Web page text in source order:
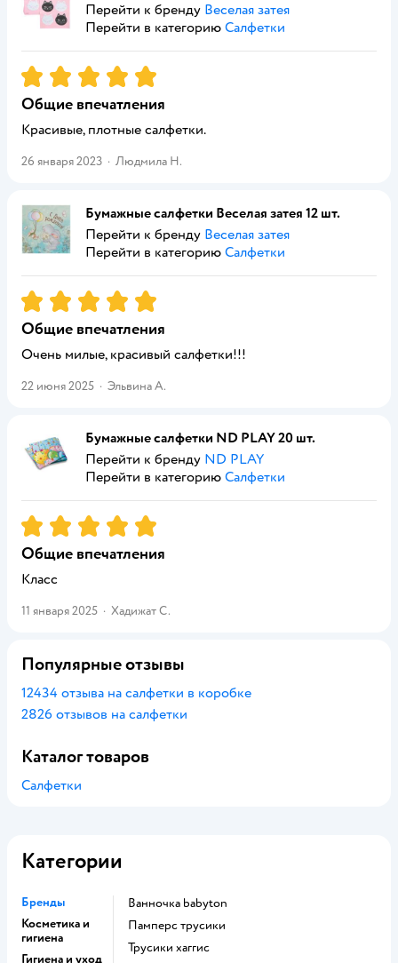
Перейти к бренду Веселая затея
Перейти в категорию Салфетки
Рейтинг:5
Общие впечатления
Красивые, плотные салфетки.
26 января 2023 · Людмила Н.
Бумажные салфетки Веселая затея 12 шт.
Перейти к бренду Веселая затея
Перейти в категорию Салфетки
Рейтинг:5
Общие впечатления
Очень милые, красивый салфетки!!!
22 июня 2025 · Эльвина А.
Бумажные салфетки ND PLAY 20 шт.
Перейти к бренду ND PLAY
Перейти в категорию Салфетки
Рейтинг:5
Общие впечатления
Класс
11 января 2025 · Хадижат С.
Популярные отзывы
12434 отзыва на салфетки в коробке
2826 отзывов на салфетки
Каталог товаров
Салфетки
Категории
Бренды
Косметика и
гигиена
Гигиена и уход
ванночка babyton
памперс трусики
трусики хаггис